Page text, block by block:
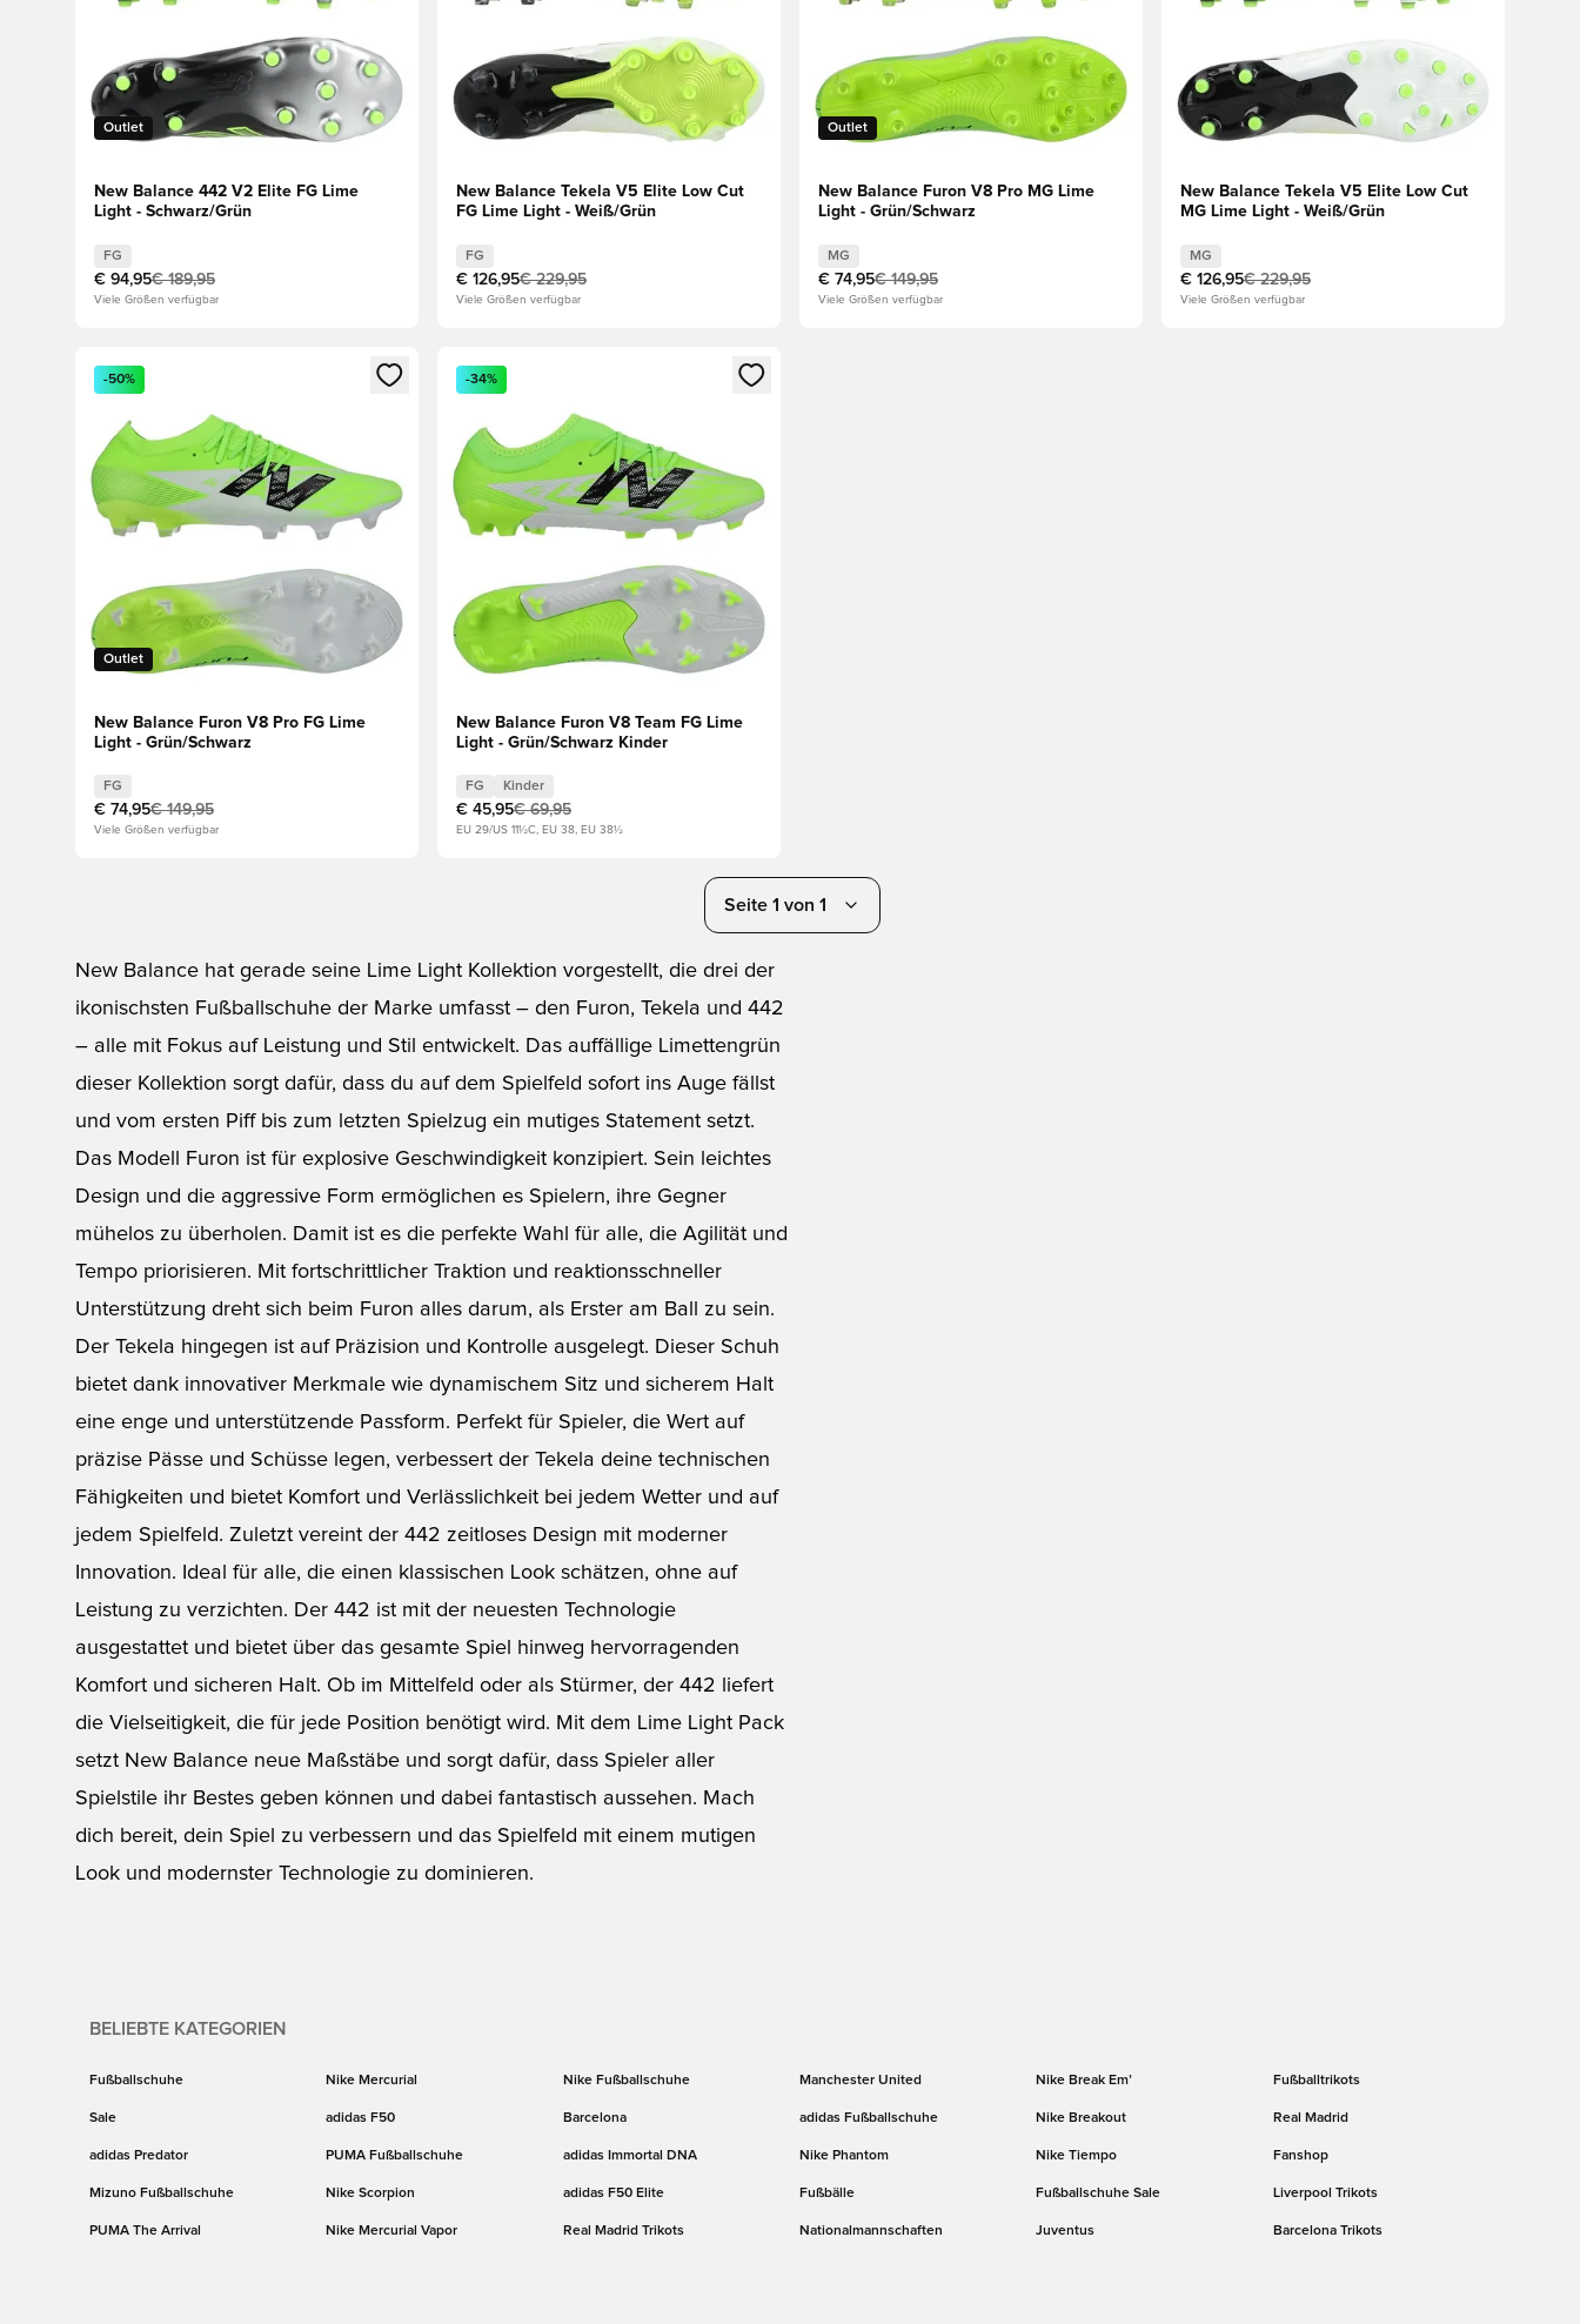
Outlet
New Balance 442 V2 Elite FG Lime
Light - Schwarz/Grün
FG
€ 94,95€ 189,95
Viele Größen verfügbar
New Balance Tekela V5 Elite Low Cut
FG Lime Light - Weiß/Grün
FG
€ 126,95€ 229,95
Viele Größen verfügbar
Outlet
New Balance Furon V8 Pro MG Lime
Light - Grün/Schwarz
MG
€ 74,95€ 149,95
Viele Größen verfügbar
New Balance Tekela V5 Elite Low Cut
MG Lime Light - Weiß/Grün
MG
€ 126,95€ 229,95
Viele Größen verfügbar
Öffnet ein Fenster zum Anmelden oder Registrieren als Mitglied
Outlet
-50%
New Balance Furon V8 Pro FG Lime
Light - Grün/Schwarz
FG
€ 74,95€ 149,95
Viele Größen verfügbar
Öffnet ein Fenster zum Anmelden oder Registrieren als Mitglied
-34%
New Balance Furon V8 Team FG Lime
Light - Grün/Schwarz Kinder
FG Kinder
€ 45,95€ 69,95
EU 29/US 11½C, EU 38, EU 38½
Seite 1 von 1
New Balance hat gerade seine Lime Light Kollektion vorgestellt, die drei der
ikonischsten Fußballschuhe der Marke umfasst – den Furon, Tekela und 442
– alle mit Fokus auf Leistung und Stil entwickelt. Das auffällige Limettengrün
dieser Kollektion sorgt dafür, dass du auf dem Spielfeld sofort ins Auge fällst
und vom ersten Piff bis zum letzten Spielzug ein mutiges Statement setzt.
Das Modell Furon ist für explosive Geschwindigkeit konzipiert. Sein leichtes
Design und die aggressive Form ermöglichen es Spielern, ihre Gegner
mühelos zu überholen. Damit ist es die perfekte Wahl für alle, die Agilität und
Tempo priorisieren. Mit fortschrittlicher Traktion und reaktionsschneller
Unterstützung dreht sich beim Furon alles darum, als Erster am Ball zu sein.
Der Tekela hingegen ist auf Präzision und Kontrolle ausgelegt. Dieser Schuh
bietet dank innovativer Merkmale wie dynamischem Sitz und sicherem Halt
eine enge und unterstützende Passform. Perfekt für Spieler, die Wert auf
präzise Pässe und Schüsse legen, verbessert der Tekela deine technischen
Fähigkeiten und bietet Komfort und Verlässlichkeit bei jedem Wetter und auf
jedem Spielfeld. Zuletzt vereint der 442 zeitloses Design mit moderner
Innovation. Ideal für alle, die einen klassischen Look schätzen, ohne auf
Leistung zu verzichten. Der 442 ist mit der neuesten Technologie
ausgestattet und bietet über das gesamte Spiel hinweg hervorragenden
Komfort und sicheren Halt. Ob im Mittelfeld oder als Stürmer, der 442 liefert
die Vielseitigkeit, die für jede Position benötigt wird. Mit dem Lime Light Pack
setzt New Balance neue Maßstäbe und sorgt dafür, dass Spieler aller
Spielstile ihr Bestes geben können und dabei fantastisch aussehen. Mach
dich bereit, dein Spiel zu verbessern und das Spielfeld mit einem mutigen
Look und modernster Technologie zu dominieren.
BELIEBTE KATEGORIEN
Fußballschuhe Nike Mercurial Nike Fußballschuhe Manchester United Nike Break Em’ Fußballtrikots
Sale adidas F50 Barcelona adidas Fußballschuhe Nike Breakout Real Madrid
adidas Predator PUMA Fußballschuhe adidas Immortal DNA Nike Phantom Nike Tiempo Fanshop
Mizuno Fußballschuhe Nike Scorpion adidas F50 Elite Fußbälle Fußballschuhe Sale Liverpool Trikots
PUMA The Arrival Nike Mercurial Vapor Real Madrid Trikots Nationalmannschaften Juventus Barcelona Trikots